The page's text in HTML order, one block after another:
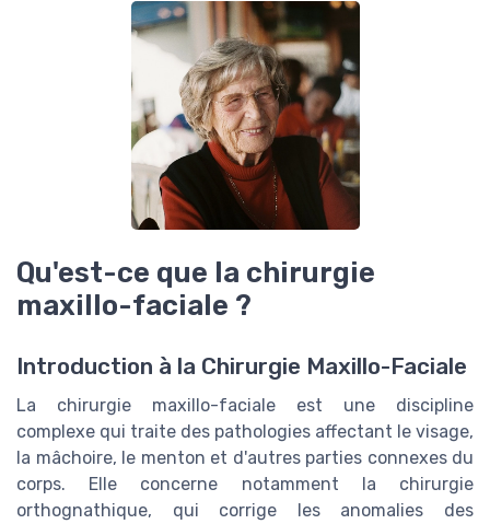
Qu'est-ce que la chirurgie
maxillo-faciale ?
Introduction à la Chirurgie Maxillo-Faciale
La chirurgie maxillo-faciale est une discipline
complexe qui traite des pathologies affectant le visage,
la mâchoire, le menton et d'autres parties connexes du
corps. Elle concerne notamment la chirurgie
orthognathique, qui corrige les anomalies des